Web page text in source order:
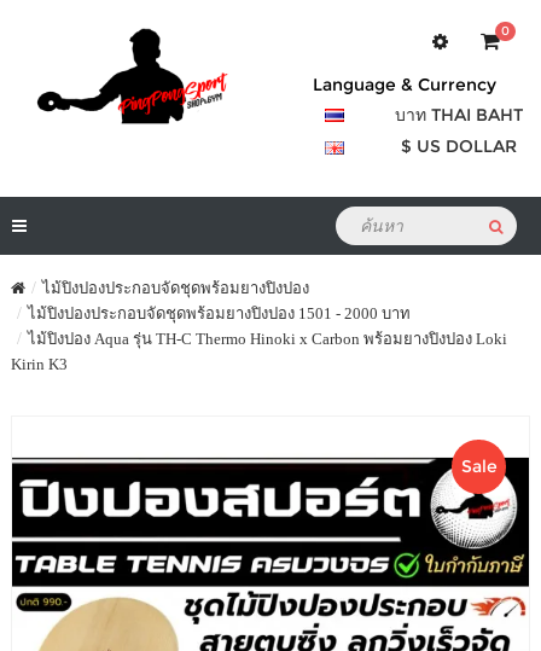
0
Language & Currency
บาท THAI BAHT
$ US DOLLAR
ไม้ปิงปองประกอบจัดชุดพร้อมยางปิงปอง
ไม้ปิงปองประกอบจัดชุดพร้อมยางปิงปอง 1501 - 2000 บาท
ไม้ปิงปอง Aqua รุ่น TH-C Thermo Hinoki x Carbon พร้อมยางปิงปอง Loki
Kirin K3
Sale